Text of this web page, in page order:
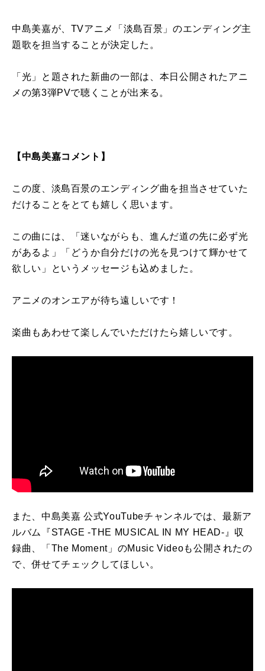
中島美嘉が、TVアニメ「淡島百景」のエンディング主
題歌を担当することが決定した。
「光」と題された新曲の一部は、本日公開されたアニ
メの第3弾PVで聴くことが出来る。
【中島美嘉コメント】
この度、淡島百景のエンディング曲を担当させていた
だけることをとても嬉しく思います。
この曲には、「迷いながらも、進んだ道の先に必ず光
があるよ」「どうか自分だけの光を見つけて輝かせて
欲しい」というメッセージも込めました。
アニメのオンエアが待ち遠しいです！
楽曲もあわせて楽しんでいただけたら嬉しいです。
また、中島美嘉 公式YouTubeチャンネルでは、最新ア
ルバム『STAGE -THE MUSICAL IN MY HEAD-』収
録曲、「The Moment」のMusic Videoも公開されたの
で、併せてチェックしてほしい。